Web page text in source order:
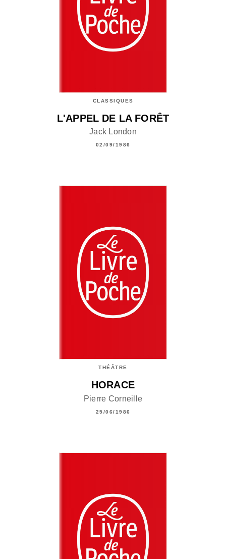
CLASSIQUES
L'APPEL DE LA FORÊT
Jack London
02/09/1986
THÉÂTRE
HORACE
Pierre Corneille
25/06/1986